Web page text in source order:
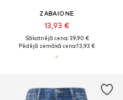
ZABAIONE
13,93 €
Sākotnējā cena: 39,90 €
Pēdējā zemākā cena:13,93 €